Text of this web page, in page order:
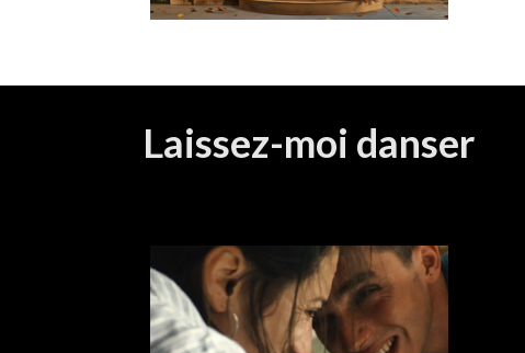
Laissez-moi danser